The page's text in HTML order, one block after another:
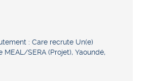
: Care recrute Un(e)
MEAL/SERA (Projet), Yaoundé,